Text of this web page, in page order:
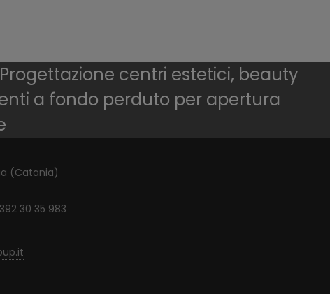
centri estetici, beauty
a fondo perduto per apertura
(Catania)
30 35 983